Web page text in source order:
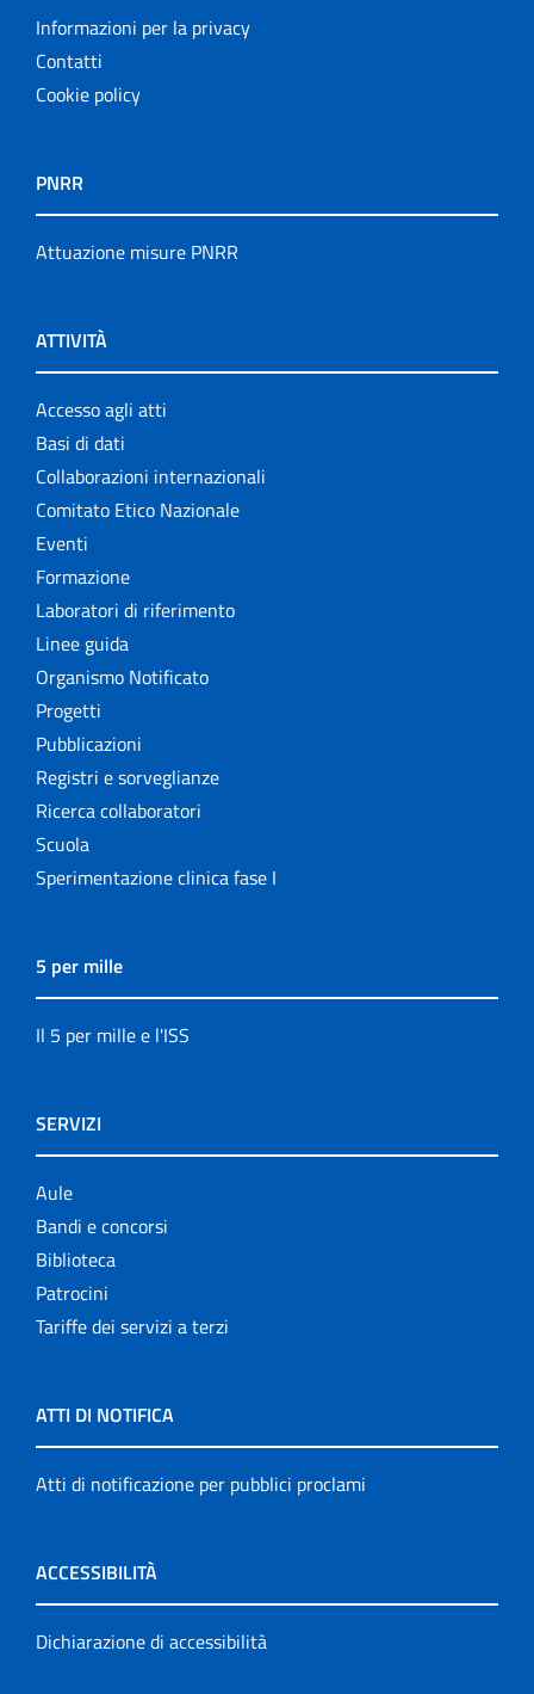
Informazioni per la privacy
Contatti
Cookie policy
PNRR
Attuazione misure PNRR
ATTIVITÀ
Accesso agli atti
Basi di dati
Collaborazioni internazionali
Comitato Etico Nazionale
Eventi
Formazione
Laboratori di riferimento
Linee guida
Organismo Notificato
Progetti
Pubblicazioni
Registri e sorveglianze
Ricerca collaboratori
Scuola
Sperimentazione clinica fase I
5 per mille
Il 5 per mille e l'ISS
SERVIZI
Aule
Bandi e concorsi
Biblioteca
Patrocini
Tariffe dei servizi a terzi
ATTI DI NOTIFICA
Atti di notificazione per pubblici proclami
ACCESSIBILITÀ
Dichiarazione di accessibilità